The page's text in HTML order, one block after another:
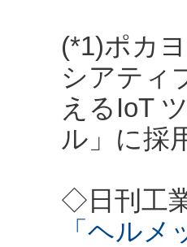
(*1)ポカ
シアティ
えるIoT
ル」に採
◇日刊工
「ヘル